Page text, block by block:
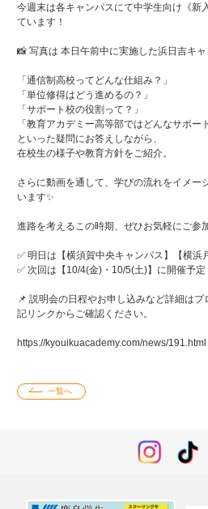
今週末は各キャンパスにて中学生向け《新
ています！
📸 写真は 本日午前中に実施した浜日吉キャ
「通信制高校ってどんな仕組み？」
「単位修得はどう進めるの？」
「サポート校の役割って？」
「教育アカデミー高等部ではどんなサポー
といった疑問にお答えしながら、
在校生の様子や教育方針をご紹介。
さらに動画を通して、学びの流れをイメー
います✨
進路を考えるこの時期、ぜひお気軽にご参
✅ 明日は【横須賀中央キャンパス】【横浜
✅ 次回は【10/4(金)・10/5(土)】に開催予定
📌 説明会の日程やお申し込みなど詳細は
記リンクからご確認ください。
https://kyouikuacademy.com/news/191.html
一覧へ